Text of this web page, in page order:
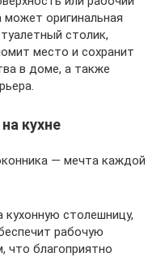
может оригинальная
столик,
место и сохранит
в доме, а также
кухне
— мечта каждой
столешницу,
рабочую
что благоприятно